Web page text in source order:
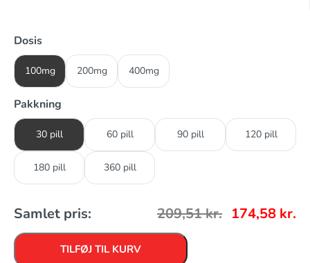
Dosis
100mg 200mg 400mg
Pakkning
30 pill 60 pill 90 pill 120 pill
180 pill 360 pill
Samlet pris: 209,51kr. 174,58 kr.
TILFØJ TIL KURV